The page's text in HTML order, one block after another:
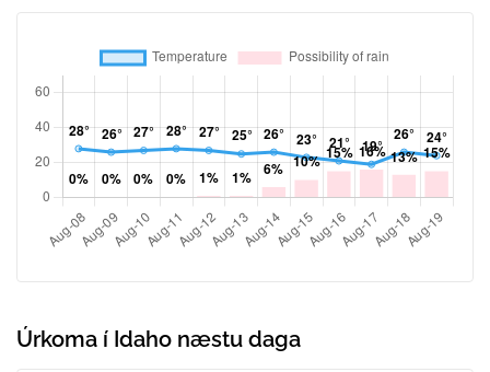
Úrkoma í Idaho næstu daga